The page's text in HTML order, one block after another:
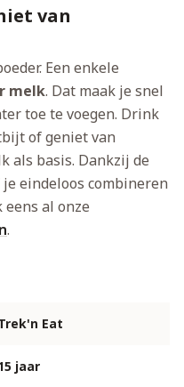
van
Een enkele
melk. Dat maak je snel
toe te voegen. Drink
of geniet van
als basis. Dankzij de
eindeloos combineren
al onze
.
Eat
jaar